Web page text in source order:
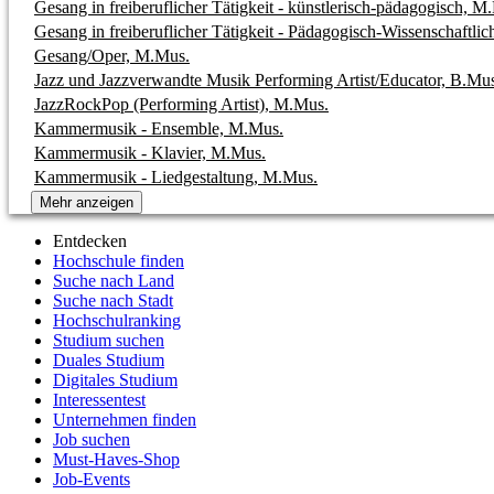
Gesang in freiberuflicher Tätigkeit - künstlerisch-pädagogisch,
Gesang in freiberuflicher Tätigkeit - Pädagogisch-
Gesang/Oper, M.Mus.
Jazz und Jazzverwandte Musik Performing Artist/Educator,
JazzRockPop (Performing Artist), M.Mus.
Kammermusik - Ensemble, M.Mus.
Kammermusik - Klavier, M.Mus.
Kammermusik - Liedgestaltung, M.Mus.
Mehr anzeigen
Entdecken
Hochschule finden
Suche nach Land
Suche nach Stadt
Hochschulranking
Studium suchen
Duales Studium
Digitales Studium
Interessentest
Unternehmen finden
Job suchen
Must-Haves-Shop
Job-Events